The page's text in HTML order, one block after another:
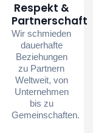
Respekt &
Partnerschaft
Wir schmieden
dauerhafte
Beziehungen
zu Partnern
Weltweit, von
Unternehmen
bis zu
Gemeinschaften.